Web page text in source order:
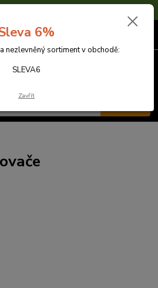
zboží s kódem SLEVA6
6%
nezlevněný sortiment v obchodě:
SLEVA6
Zavřít